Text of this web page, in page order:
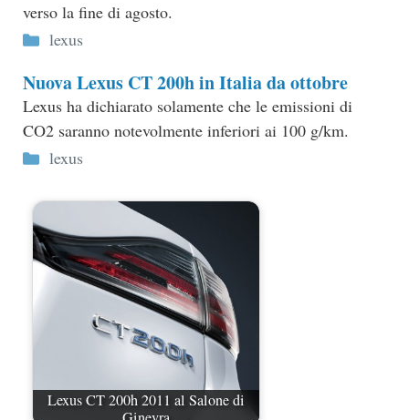
verso la fine di agosto.
Categorie
lexus
Nuova Lexus CT 200h in Italia da ottobre
Lexus ha dichiarato solamente che le emissioni di
CO2 saranno notevolmente inferiori ai 100 g/km.
Categorie
lexus
Lexus CT 200h 2011 al Salone di